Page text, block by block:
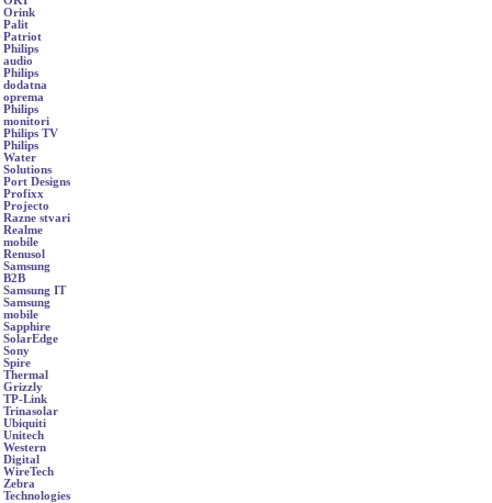
Orink
Palit
Patriot
Philips
audio
Philips
dodatna
oprema
Philips
monitori
Philips TV
Philips
Water
Solutions
Port Designs
Profixx
Projecto
Razne stvari
Realme
mobile
Renusol
Samsung
B2B
Samsung IT
Samsung
mobile
Sapphire
SolarEdge
Sony
Spire
Thermal
Grizzly
TP-Link
Trinasolar
Ubiquiti
Unitech
Western
Digital
WireTech
Zebra
Technologies